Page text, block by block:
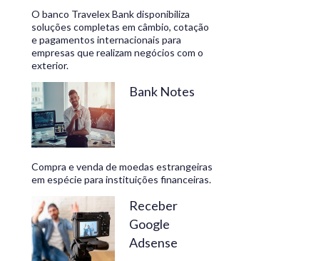
O banco Travelex Bank disponibiliza
soluções completas em câmbio, cotação
e pagamentos internacionais para
empresas que realizam negócios com o
exterior.
Bank Notes
Compra e venda de moedas estrangeiras
em espécie para instituições financeiras.
Receber
Google
Adsense